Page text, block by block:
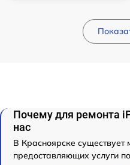
Почему для ремонта
нас
В Красноярске существует
предоставляющих услуги